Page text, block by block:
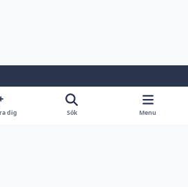
dig Sök Menu